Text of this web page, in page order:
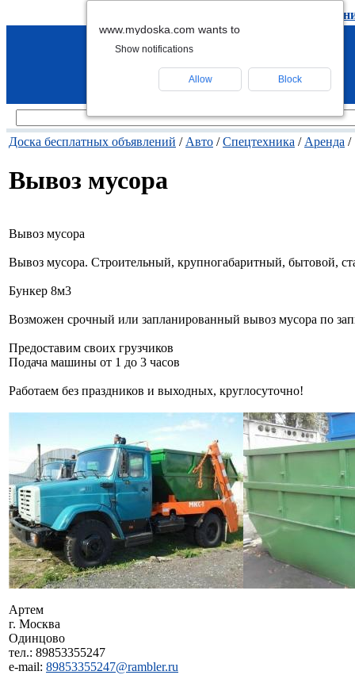
удалить
Доска бесплатных объявлений / Авто /Спецтехника / Аренда /
Вывоз мусора
Вывоз мусора
Вывоз мусора. Строительный, крупногабаритный, бытовой,
Бункер 8м3
Возможен срочный или запланированный вывоз мусора по
Предоставим своих грузчиков
Подача машины от 1 до 3 часов
Работаем без праздников и выходных, круглосуточно!
Артем
г. Москва
Одинцово
тел.: 89853355247
e-mail: 89853355247@rambler.ru
www.mydoska.com wants to
Show notifications
Allow Block